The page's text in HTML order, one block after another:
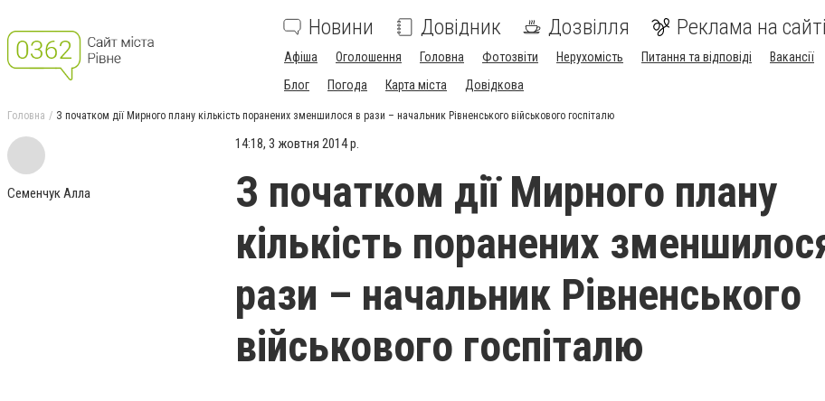
Новини Довідник Дозвілля Реклама на сайті
Афіша Оголошення Головна Фотозвіти Нерухомість Питання та відповіді Вакансії
Блог
Погода Карта міста Довідкова
Головна З початком дії Мирного плану кількість поранених зменшилося в рази – начальник Рівненського військового госпіталю
Семенчук Алла
14:18, 3 жовтня 2014 р.
З початком дії Мирного плану
кількість поранених
рази – начальник Рівненського
військового госпіталю